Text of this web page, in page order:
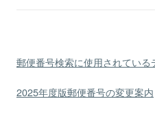
郵便番号検索に使用されている
2025年度版郵便番号の変更案内